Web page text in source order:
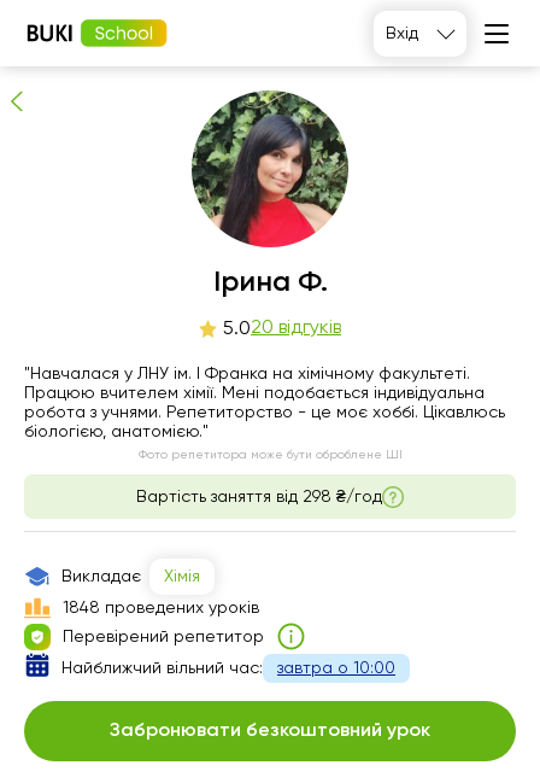
Вхід
Ірина Ф. людей рекомендують
Ірина Ф.
5.020 відгуків
"Навчалася у ЛНУ ім. І Франка на хімічному факультеті.
Працюю вчителем хімії. Мені подобається індивідуальна
робота з учнями. Репетиторство - це моє хоббі. Цікавлюсь
біологією, анатомією."
Фото репетитора може бути оброблене ШІ
Вартість заняття від 298 ₴/год
Викладає
Хімія
1848 проведених уроків
Перевірений репетитор
Найближчий вільний час:
завтра о 10:00
Забронювати безкоштовний урок
сб
нд
Немає
вільних
11:00
13:00
16:00
10:00
10:30
11:00
18:30
19:00